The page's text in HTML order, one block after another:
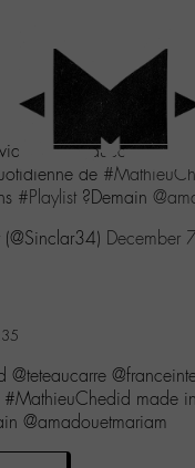
@teteaucarre
de
#Playlist ?Demain
December
@teteaucarre
#MathieuChedid made
@amadouetmariam